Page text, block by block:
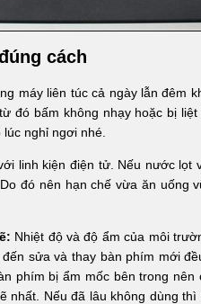
cách
máy liên túc cả ngày lẫn đêm
đó bấm không nhạy hoặc bị
nghỉ ngơi nhé.
linh kiện điện tử. Nếu nước lọt
đó nên hạn chế vừa ăn uống
Nhiệt độ và độ ẩm của môi
sửa và thay bàn phím mới
phím bị ẩm mốc bên trong
Nếu đã lâu không dùng